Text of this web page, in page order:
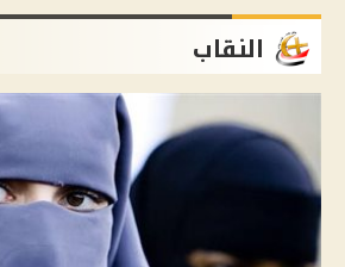
النقاب